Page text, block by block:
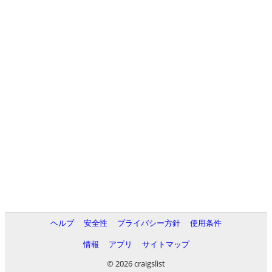
ヘルプ 安全性 プライバシー方針
使用条件
情報
アプリ
サイトマップ
© 2026 craigslist